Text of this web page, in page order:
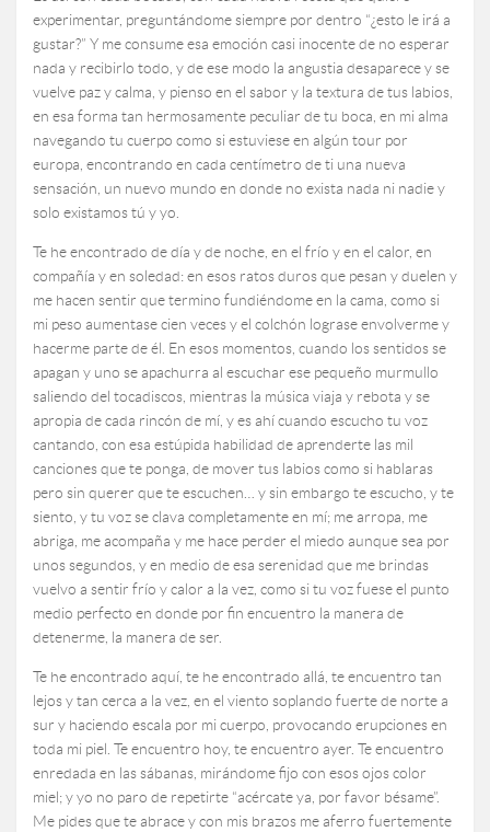
experimentar, preguntándome siempre por dentro “¿esto le irá a
gustar?” Y me consume esa emoción casi inocente de no esperar
nada y recibirlo todo, y de ese modo la angustia desaparece y se
vuelve paz y calma, y pienso en el sabor y la textura de tus labios,
en esa forma tan hermosamente peculiar de tu boca, en mi alma
navegando tu cuerpo como si estuviese en algún tour por
europa, encontrando en cada centímetro de ti una nueva
sensación, un nuevo mundo en donde no exista nada ni nadie y
solo existamos tú y yo.
Te he encontrado de día y de noche, en el frío y en el calor, en
compañía y en soledad: en esos ratos duros que pesan y duelen y
me hacen sentir que termino fundiéndome en la cama, como si
mi peso aumentase cien veces y el colchón lograse envolverme y
hacerme parte de él. En esos momentos, cuando los sentidos se
apagan y uno se apachurra al escuchar ese pequeño murmullo
saliendo del tocadiscos, mientras la música viaja y rebota y se
apropia de cada rincón de mí, y es ahí cuando escucho tu voz
cantando, con esa estúpida habilidad de aprenderte las mil
canciones que te ponga, de mover tus labios como si hablaras
pero sin querer que te escuchen… y sin embargo te escucho, y te
siento, y tu voz se clava completamente en mí; me arropa, me
abriga, me acompaña y me hace perder el miedo aunque sea por
unos segundos, y en medio de esa serenidad que me brindas
vuelvo a sentir frío y calor a la vez, como si tu voz fuese el punto
medio perfecto en donde por fin encuentro la manera de
detenerme, la manera de ser.
Te he encontrado aquí, te he encontrado allá, te encuentro tan
lejos y tan cerca a la vez, en el viento soplando fuerte de norte a
sur y haciendo escala por mi cuerpo, provocando erupciones en
toda mi piel. Te encuentro hoy, te encuentro ayer. Te encuentro
enredada en las sábanas, mirándome fijo con esos ojos color
miel; y yo no paro de repetirte “acércate ya, por favor bésame”.
Me pides que te abrace y con mis brazos me aferro fuertemente